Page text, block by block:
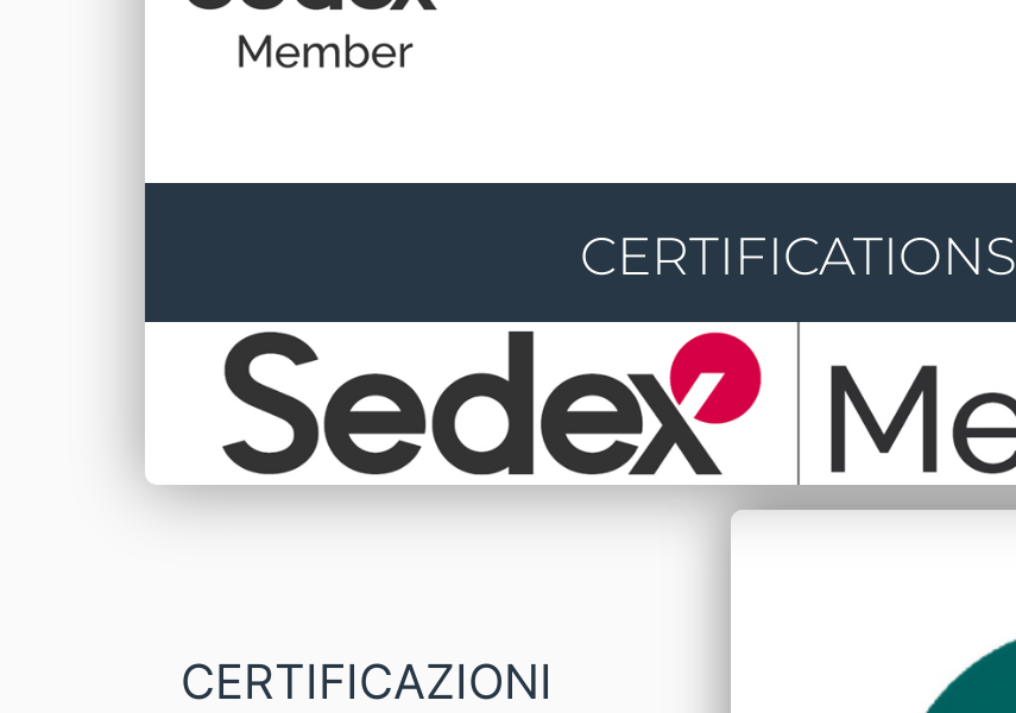
CERTIFICATIONS
CERTIFICAZIONI